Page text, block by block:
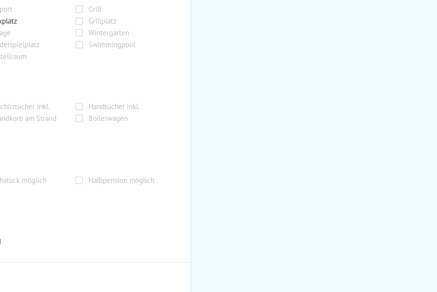
Grill
Grillplatz
Wintergarten
Swimmingpool
inkl.
Handtücher inkl.
am Strand
Bollerwagen
möglich
Halbpension möglich